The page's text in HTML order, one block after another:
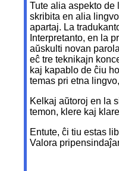
Tute alia aspekto
skribita en alia
apartaj. La
Interpretanto, en la
aŭskulti novan
eĉ tre teknikajn
kaj kapablo de ĉiu
temas pri etna
Kelkaj aŭtoroj en la
temon, klere kaj
Entute, ĉi tiu estas
Valora